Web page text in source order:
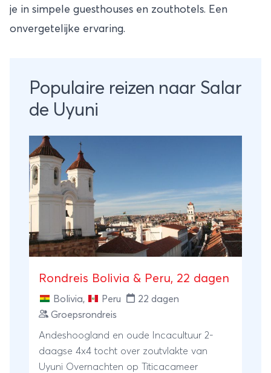
je in simpele guesthouses en zouthotels. Een
onvergetelijke ervaring.
Populaire reizen naar Salar
de Uyuni
Rondreis Bolivia & Peru, 22 dagen
Bolivia, Peru
22 dagen
Groepsrondreis
Andeshoogland en oude Incacultuur 2-
daagse 4x4 tocht over zoutvlakte van
Uyuni Overnachten op Titicacameer